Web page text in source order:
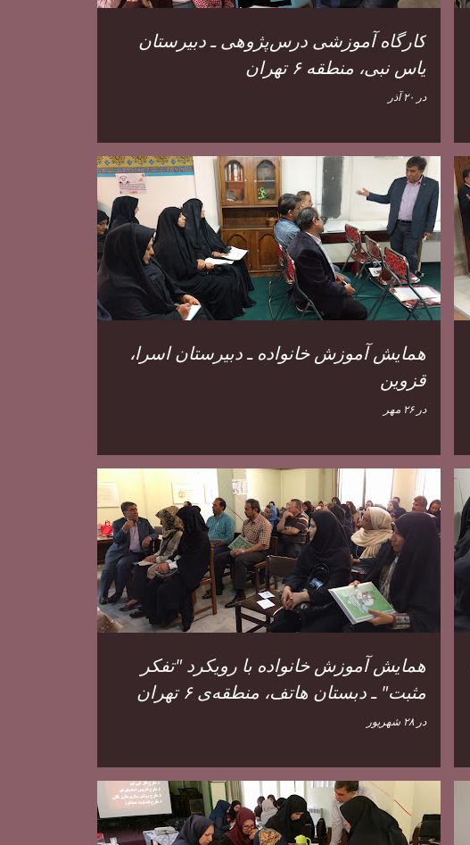
کارگاه آموزشی درس‌پژوهی ـ دبیرستان
یاس نبی، منطقه ۶ تهران
در ۲۰ آذر
همایش آموزش خانواده ـ دبیرستان اسرا،
قزوین
در۲۶ مهر
همایش آموزش خانواده با رویکرد "تفکر
مثبت" ـ دبستان هاتف، منطقه‌ی ۶ تهران
در ۲۸ شهریور